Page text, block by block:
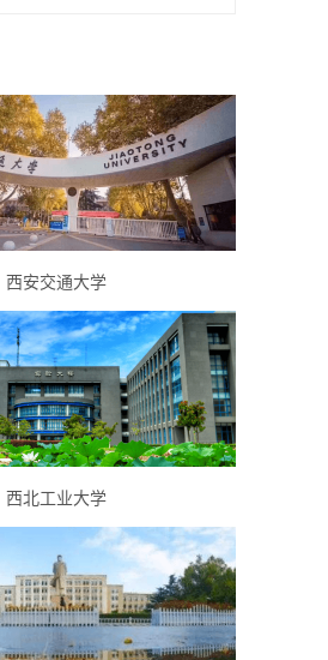
西安交通大学
西北工业大学